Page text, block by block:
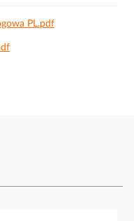
PL.pdf